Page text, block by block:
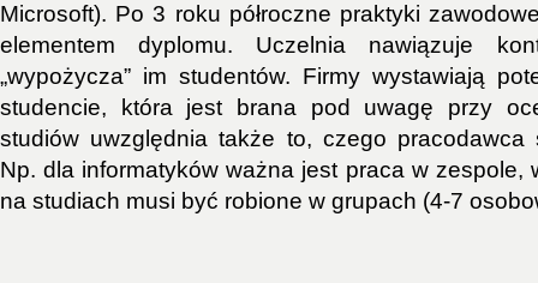
Microsoft). Po 3 roku półroczne praktyki
elementem dyplomu. Uczelnia nawiązuje
„wypożycza” im studentów. Firmy wystawiają
studencie, która jest brana pod uwagę przy
studiów uwzględnia także to, czego pracodawca
Np. dla informatyków ważna jest praca w zespole,
na studiach musi być robione w grupach (4-7